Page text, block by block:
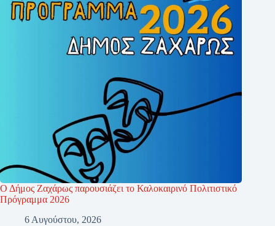
Ο Δήμος Ζαχάρως παρουσιάζει το Καλοκαιρινό Πολιτιστικό
Πρόγραμμα 2026
6 Αυγούστου, 2026